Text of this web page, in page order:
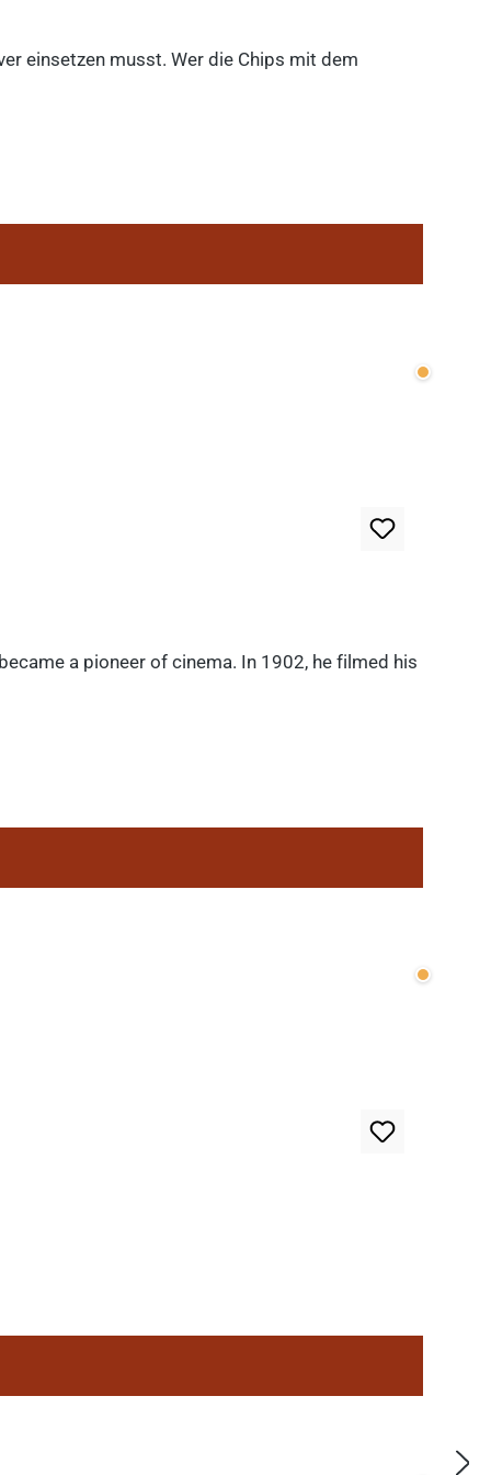
einsetzen musst. Wer die Chips mit dem
Wenige
a pioneer of cinema. In 1902, he filmed his
Wenige